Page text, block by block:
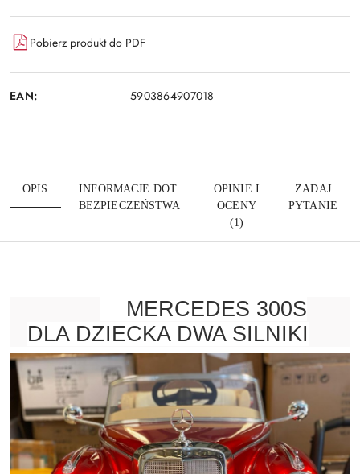
Pobierz produkt do PDF
EAN: 5903864907018
OPIS
INFORMACJE DOT.
BEZPIECZEŃSTWA
OPINIE I
OCENY
(1)
ZADAJ
PYTANIE
MERCEDES 300S
DLA DZIECKA DWA SILNIKI